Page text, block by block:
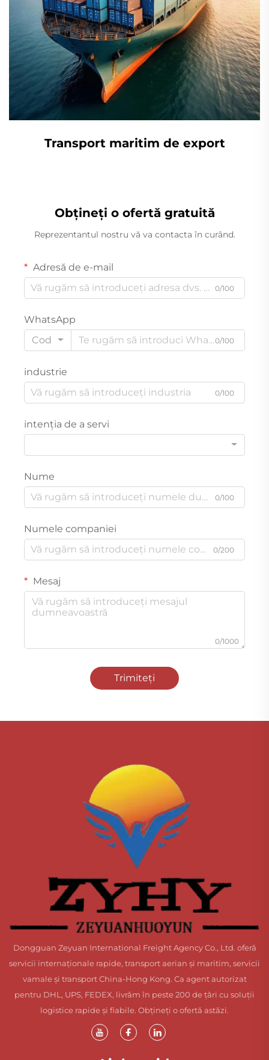
Transport maritim de export
Obțineți o ofertă gratuită
Reprezentantul nostru vă va contacta în curând.
Adresă de e-mail
0/100
WhatsApp
Cod
0/100
industrie
0/100
intenția de a servi
Nume
0/100
Numele companiei
0/200
Mesaj
0/1000
Trimiteți
Dongguan Zeyuan International Freight Agency Co., Ltd. oferă
servicii internaționale rapide, transport aerian și maritim, servicii
vamale și transport China-Hong Kong. Ca agent autorizat
pentru DHL, UPS, FEDEX, livrăm în peste 200 de țări cu soluții
logistice rapide și fiabile. Obțineți o ofertă astăzi.